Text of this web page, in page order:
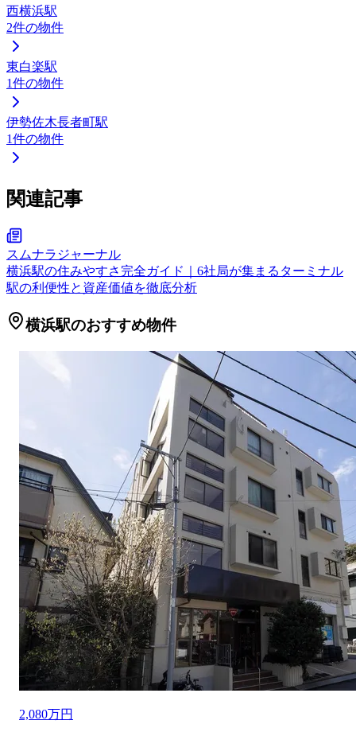
西横浜駅
2件の物件
東白楽駅
1件の物件
伊勢佐木長者町駅
1件の物件
関連記事
スムナラジャーナル
横浜駅の住みやすさ完全ガイド｜6社局が集まるターミナル
駅の利便性と資産価値を徹底分析
横浜駅のおすすめ物件
2,080万円